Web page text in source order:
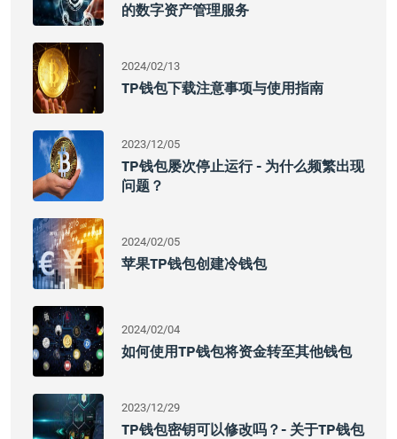
的数字资产管理服务
2024/02/13
TP钱包下载注意事项与使用指南
2023/12/05
TP钱包屡次停止运行 - 为什么频繁出现
问题？
2024/02/05
苹果TP钱包创建冷钱包
2024/02/04
如何使用TP钱包将资金转至其他钱包
2023/12/29
TP钱包密钥可以修改吗？- 关于TP钱包